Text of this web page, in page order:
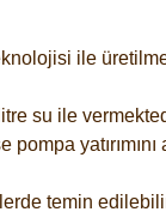
ile
su ile
temin